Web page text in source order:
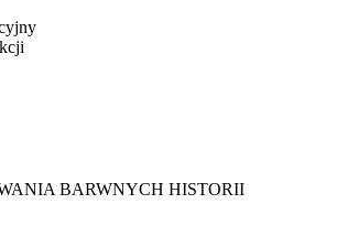
BARWNYCH HISTORII